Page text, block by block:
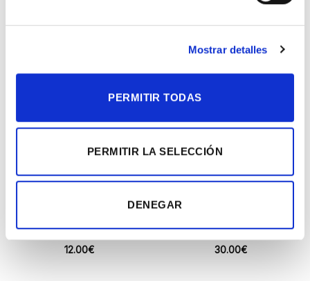
Mostrar detalles
PERMITIR TODAS
PERMITIR LA SELECCIÓN
DENEGAR
a la
Osito nacimiento rosa
12.00€
Anthurium
30.00€